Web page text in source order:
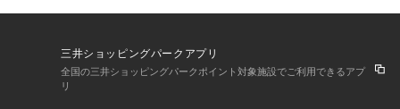
三井ショッピングパークアプリ
全国の三井ショッピングパークポイント対象施設でご利用できるアプ
リ